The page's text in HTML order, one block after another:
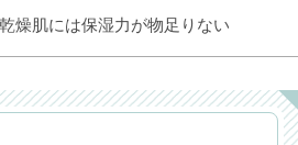
燥肌には保湿力が物足りない